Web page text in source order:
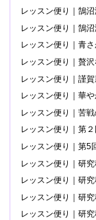
レッスン便り｜鵠
レッスン便り｜鵠
レッスン便り｜青
レッスン便り｜贅
レッスン便り｜謹
レッスン便り｜華
レッスン便り｜苦
レッスン便り｜第
レッスン便り｜第5
レッスン便り｜研
レッスン便り｜研究
レッスン便り｜研
レッスン便り｜研